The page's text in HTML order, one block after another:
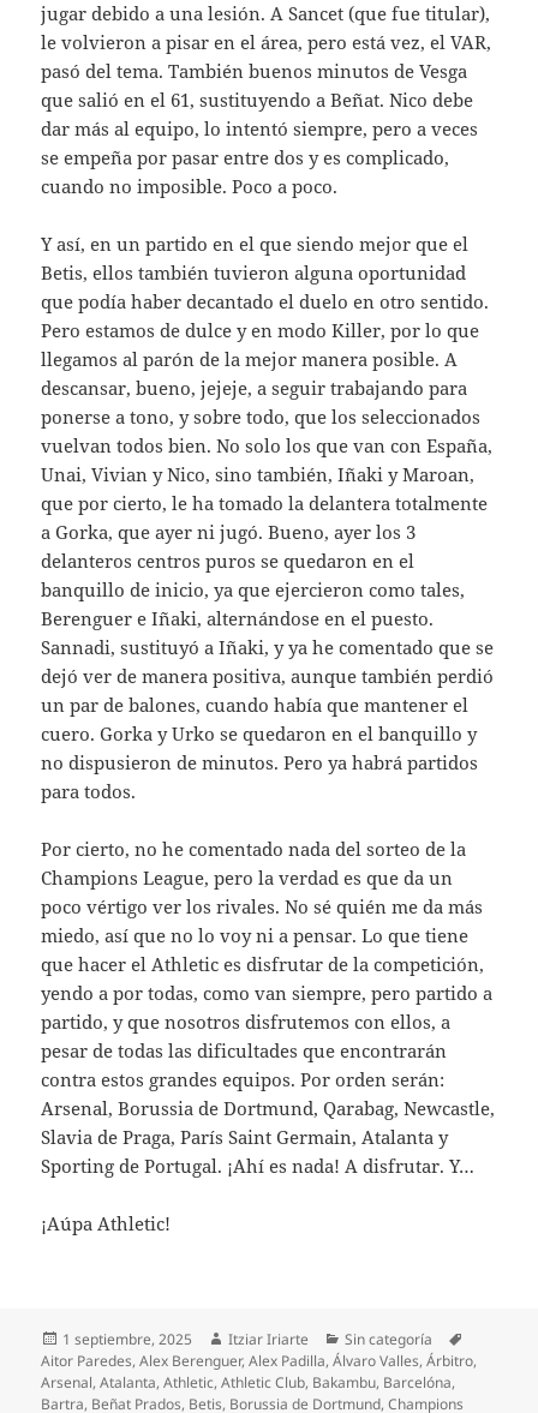
jugar debido a una lesión. A Sancet (que fue titular),
le volvieron a pisar en el área, pero está vez, el VAR,
pasó del tema. También buenos minutos de Vesga
que salió en el 61, sustituyendo a Beñat. Nico debe
dar más al equipo, lo intentó siempre, pero a veces
se empeña por pasar entre dos y es complicado,
cuando no imposible. Poco a poco.
Y así, en un partido en el que siendo mejor que el
Betis, ellos también tuvieron alguna oportunidad
que podía haber decantado el duelo en otro sentido.
Pero estamos de dulce y en modo Killer, por lo que
llegamos al parón de la mejor manera posible. A
descansar, bueno, jejeje, a seguir trabajando para
ponerse a tono, y sobre todo, que los seleccionados
vuelvan todos bien. No solo los que van con España,
Unai, Vivian y Nico, sino también, Iñaki y Maroan,
que por cierto, le ha tomado la delantera totalmente
a Gorka, que ayer ni jugó. Bueno, ayer los 3
delanteros centros puros se quedaron en el
banquillo de inicio, ya que ejercieron como tales,
Berenguer e Iñaki, alternándose en el puesto.
Sannadi, sustituyó a Iñaki, y ya he comentado que se
dejó ver de manera positiva, aunque también perdió
un par de balones, cuando había que mantener el
cuero. Gorka y Urko se quedaron en el banquillo y
no dispusieron de minutos. Pero ya habrá partidos
para todos.
Por cierto, no he comentado nada del sorteo de la
Champions League, pero la verdad es que da un
poco vértigo ver los rivales. No sé quién me da más
miedo, así que no lo voy ni a pensar. Lo que tiene
que hacer el Athletic es disfrutar de la competición,
yendo a por todas, como van siempre, pero partido a
partido, y que nosotros disfrutemos con ellos, a
pesar de todas las dificultades que encontrarán
contra estos grandes equipos. Por orden serán:
Arsenal, Borussia de Dortmund, Qarabag, Newcastle,
Slavia de Praga, París Saint Germain, Atalanta y
Sporting de Portugal. ¡Ahí es nada! A disfrutar. Y…
¡Aúpa Athletic!
Publicado
el
1 septiembre, 2025 Autor
Itziar Iriarte Categorías
Sin categoría
Aitor Paredes,Alex Berenguer,Alex Padilla,Álvaro Valles,Árbitro,
Arsenal,Atalanta,Athletic,Athletic Club, Bakambu, Barcelóna,
Bartra, Beñat Prados, Betis, Borussia de Dortmund,Champions